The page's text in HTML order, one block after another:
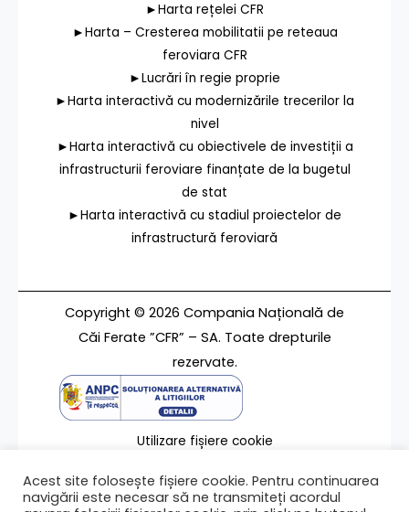
►Harta rețelei CFR
►Harta – Cresterea mobilitatii pe reteaua
feroviara CFR
►Lucrări în regie proprie
►Harta interactivă cu modernizările trecerilor la
nivel
►Harta interactivă cu obiectivele de investiții a
infrastructurii feroviare finanțate de la bugetul
de stat
►Harta interactivă cu stadiul proiectelor de
infrastructură feroviară
Copyright © 2026 Compania Națională de
Căi Ferate ”CFR” – SA. Toate drepturile
rezervate.
Utilizare fișiere cookie
Contact
Acest site folosește fișiere cookie. Pentru continuarea
navigării este necesar să ne transmiteți acordul